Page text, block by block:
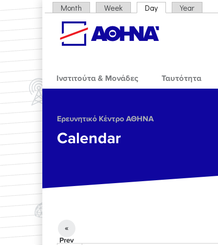
Skip to main content
Primary tabs
Month Week Day (active tab)
Year
Ινστιτούτα & Μονάδες Ταυτότητα
Ερευνητικό Κέντρο ΑΘΗΝΑ
Calendar
«
Prev